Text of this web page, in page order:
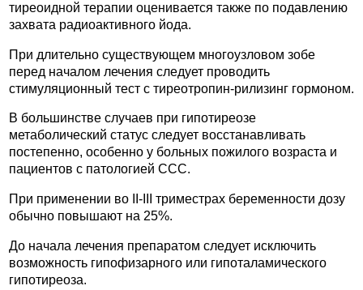
тиреоидной терапии оценивается также по подавлению
захвата радиоактивного йода.
При длительно существующем многоузловом зобе
перед началом лечения следует проводить
стимуляционный тест с тиреотропин-рилизинг гормоном.
В большинстве случаев при гипотиреозе
метаболический статус следует восстанавливать
постепенно, особенно у больных пожилого возраста и
пациентов с патологией ССС.
При применении во II-III триместрах беременности дозу
обычно повышают на 25%.
До начала лечения препаратом следует исключить
возможность гипофизарного или гипоталамического
гипотиреоза.